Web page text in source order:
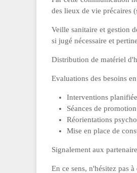
des lieux de vie précaires
Veille sanitaire et gestion
si jugé nécessaire et
Distribution de matériel
Evaluations des besoins
Interventions
Séances de
Réorientations
Mise en place de
Signalement aux
En ce sens, n'hésitez pas